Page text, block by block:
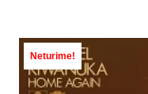
Neturime!